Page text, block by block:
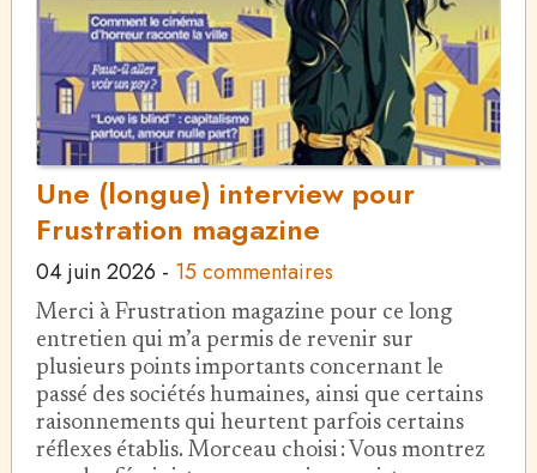
Une (longue) interview pour
Frustration magazine
04 juin 2026 - 15 commentaires
Merci à Frustration magazine pour ce long
entretien qui m’a permis de revenir sur
plusieurs points importants concernant le
passé des sociétés humaines, ainsi que certains
raisonnements qui heurtent parfois certains
réflexes établis. Morceau choisi : Vous montrez